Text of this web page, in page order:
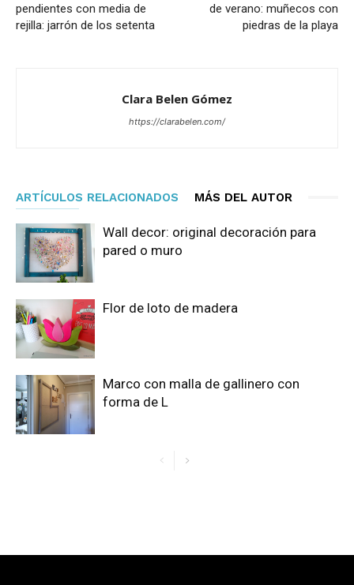
pendientes con media de
rejilla: jarrón de los setenta
de verano: muñecos con
piedras de la playa
Clara Belen Gómez
https://clarabelen.com/
ARTÍCULOS RELACIONADOS MÁS DEL AUTOR
Wall decor: original decoración para
pared o muro
Flor de loto de madera
Marco con malla de gallinero con
forma de L